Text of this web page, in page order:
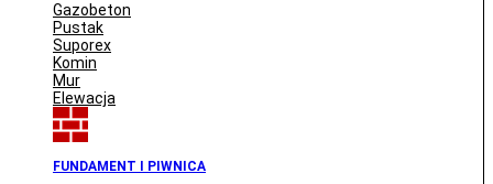
Gazobeton
Pustak
Suporex
Komin
Mur
Elewacja
FUNDAMENT I PIWNICA